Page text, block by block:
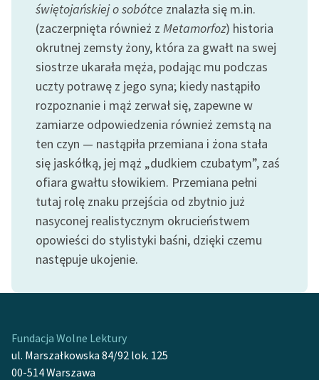
O projekcie
Zespół
Zasady wykorzystania
Wolnych Lektur
Logotypy
Materiały promocyjne
Polityka prywatności
Regulamin biblioteki
Dane fundacji i
Informacja o treściach
wrażliwych
świętojańskiej o sobótce znalazła się m.in.
(zaczerpnięta również z Metamorfoz) historia
okrutnej zemsty żony, która za gwałt na swej
siostrze ukarała męża, podając mu podczas
uczty potrawę z jego syna; kiedy nastąpiło
rozpoznanie i mąż zerwał się, zapewne w
zamiarze odpowiedzenia również zemstą na
ten czyn — nastąpiła przemiana i żona stała
się jaskółką, jej mąż „dudkiem czubatym”, zaś
ofiara gwałtu słowikiem. Przemiana pełni
tutaj rolę znaku przejścia od zbytnio już
nasyconej realistycznym okrucieństwem
opowieści do stylistyki baśni, dzięki czemu
następuje ukojenie.
Fundacja Wolne Lektury
ul. Marszałkowska 84/92 lok. 125
00-514 Warszawa